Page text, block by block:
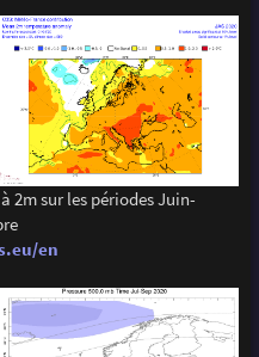
2m sur les périodes Juin-
en